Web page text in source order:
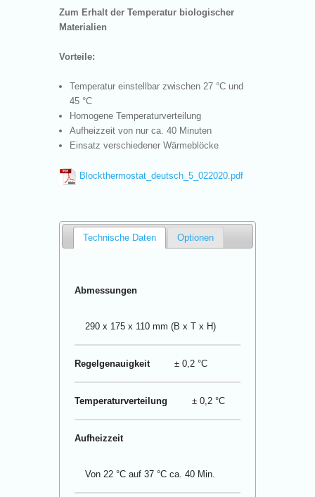
Zum Erhalt der Temperatur biologischer
Materialien
Vorteile:
Temperatur einstellbar zwischen 27 °C und
45 °C
Homogene Temperaturverteilung
Aufheizzeit von nur ca. 40 Minuten
Einsatz verschiedener Wärmeblöcke
Blockthermostat_deutsch_5_022020.pdf
Technische Daten Optionen
Abmessungen
290 x 175 x 110 mm (B x T x H)
Regelgenauigkeit ± 0,2 °C
Temperaturverteilung ± 0,2 °C
Aufheizzeit
Von 22 °C auf 37 °C ca. 40 Min.